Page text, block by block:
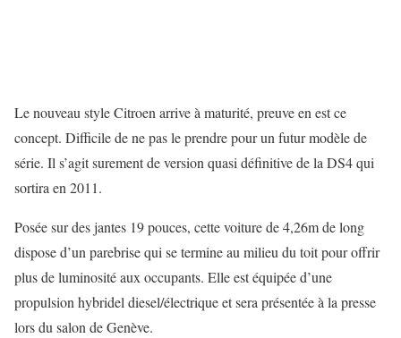
Le nouveau style Citroen arrive à maturité, preuve en est ce
concept. Difficile de ne pas le prendre pour un futur modèle de
série. Il s’agit surement de version quasi définitive de la DS4 qui
sortira en 2011.
Posée sur des jantes 19 pouces, cette voiture de 4,26m de long
dispose d’un parebrise qui se termine au milieu du toit pour offrir
plus de luminosité aux occupants. Elle est équipée d’une
propulsion hybridel diesel/électrique et sera présentée à la presse
lors du salon de Genève.